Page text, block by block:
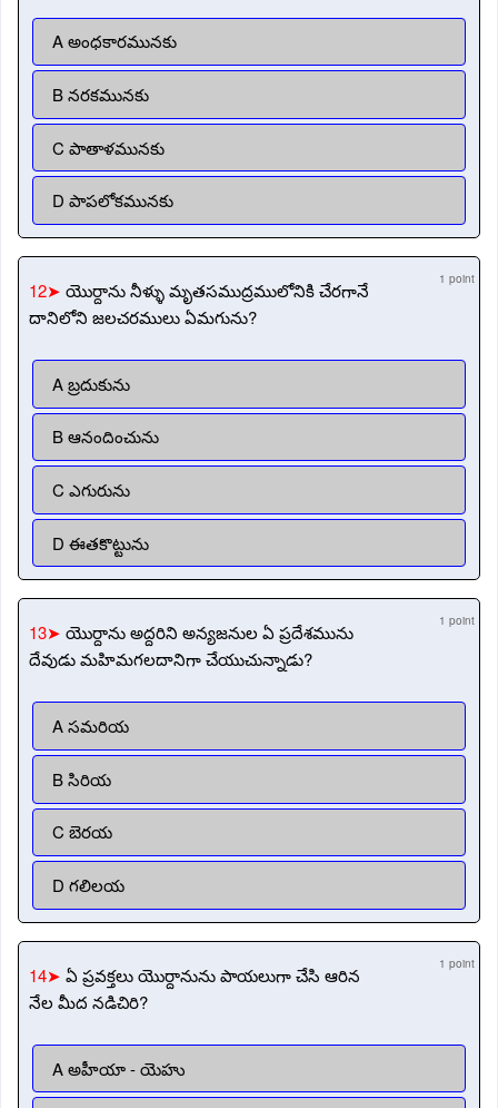
A అంధకారమునకు
B నరకమునకు
C పాతాళమునకు
D పాపలోకమునకు
12➤ యొర్దాను నీళ్ళు మృతసముద్రములోనికి చేరగానే
దానిలోని జలచరములు ఏమగును?
1 point
A బ్రదుకును
B ఆనందించును
C ఎగురును
D ఈతకొట్టును
13➤ యొర్దాను అద్దరిని అన్యజనుల ఏ ప్రదేశమును
దేవుడు మహిమగలదానిగా చేయుచున్నాడు?
1 point
A సమరియ
B సిరియ
C బెరయ
D గలిలయ
14➤ ఏ ప్రవక్తలు యొర్దానును పాయలుగా చేసి ఆరిన
నేల మీద నడిచిరి?
1 point
A అహీయా - యెహు